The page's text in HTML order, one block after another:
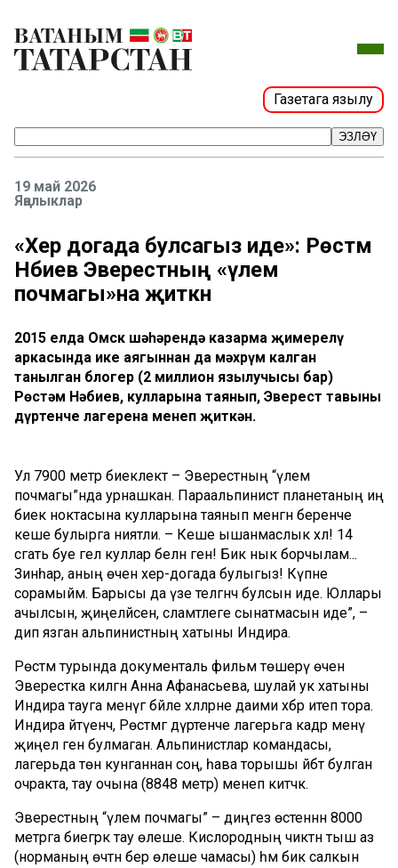
Газетага язылу
ЭЗЛӘҮ
19 май 2026
Яңалыклар
«Хәер догада булcагыз иде»: Рөстәм
Нәбиев Эверестның «үлем
почмагы»на җиткән
2015 елда Омск шәһәрендә казарма җимерелү
аркасында ике аягыннан да мәхрүм калган
танылган блогер (2 миллион язылучысы бар)
Рөстәм Нәбиев, кулларына таянып, Эверест тавының
дүртенче лагерена менеп җиткән.
Ул 7900 метр биеклектә – Эверестның “үлем
почмагы”нда урнашкан. Параальпинист планетаның иң
биек ноктасына кулларына таянып менгән беренче
кеше булырга ниятли. – Кеше ышанмаслык хәл! 14
сәгать буе гел куллар белән генә! Бик нык борчылам...
Зинһар, аның өчен хәер-догада булыгыз! Күпне
сорамыйм. Барысы да үзе теләгәнчә булсын иде. Юллары
ачылсын, җиңеләйсен, сәламәтлеге сынатмасын иде”, –
дип язган альпинистның хатыны Индира.
Рөстәм турында документаль фильм төшерү өчен
Эверестка килгән Анна Афанасьева, шулай ук хатыны
Индира тауга менүгә бәйле хәлләрне даими хәбәр итеп тора.
Индира әйтүенчә, Рөстәмгә дүртенче лагерьга кадәр менү
җиңел генә булмаган. Альпинистлар командасы,
лагерьда төн кунганнан соң, һава торышы әйбәт булган
очракта, тау очына (8848 метр) менеп китәчәк.
Эверестның “үлем почмагы” – диңгез өстеннән 8000
метрга биегрәк тау өлеше. Кислородның чиктән тыш аз
(норманың өчтән бер өлеше чамасы) һәм бик салкын